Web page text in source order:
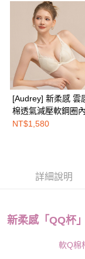
易，需依本服務之必
權轉讓予恩沛科技股份
２．關於個人資料處
https://aftee.tw/terms/
３．未成年的使用者
「AFTEE先享後付」
任。
４．使用「AFTEE先
時審查核予不同之上
請求用戶進行身份認證
５．嚴禁一人註冊多
恩沛科技股份有限公
EASY SHOP門市速取
海外配送
[Audrey] 新柔感 雲
棉透氣減壓軟鋼圈內
衣-珍珠光白
NT$1,580
詳細說明
新柔感「QQ杯
軟Q棉